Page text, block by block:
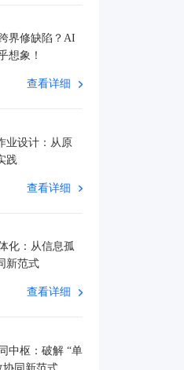
界修缺陷？AI
想象！
查看详细
业设计：从原
践
查看详细
化：从信息孤
新范式
查看详细
中枢：破解 “单